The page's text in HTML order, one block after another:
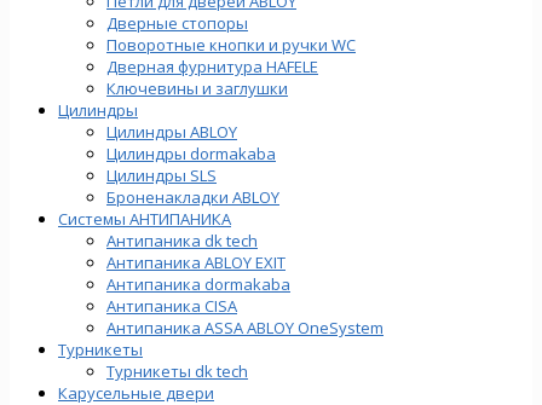
Дверные стопоры
Поворотные кнопки и ручки WC
Дверная фурнитура HAFELE
Ключевины и заглушки
Цилиндры
Цилиндры ABLOY
Цилиндры dormakaba
Цилиндры SLS
Броненакладки ABLOY
Системы АНТИПАНИКА
Антипаника dk tech
Антипаника ABLOY EXIT
Антипаника dormakaba
Антипаника СISA
Антипаника ASSA ABLOY OneSystem
Турникеты
Турникеты dk tech
Карусельные двери